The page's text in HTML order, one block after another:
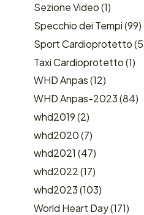
Sezione Video(1)
Specchio dei Tempi(99)
Sport Cardioprotetto
Taxi Cardioprotetto(1)
WHD Anpas(12)
WHD Anpas-2023(84)
whd2019(2)
whd2020(7)
whd2021 (47)
whd2022(17)
whd2023(103)
World Heart Day(171)